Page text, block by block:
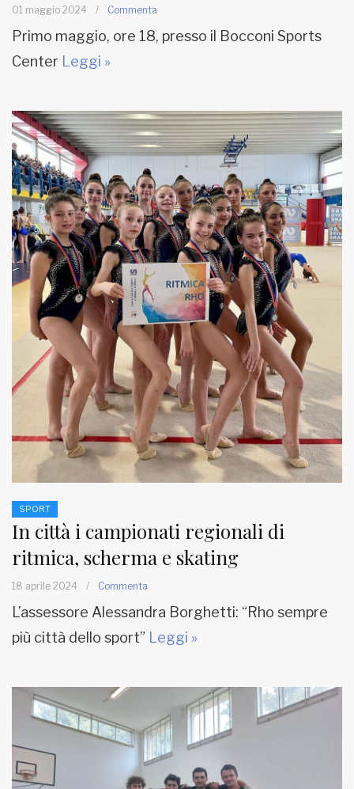
01 maggio 2024 / Commenta
Primo maggio, ore 18, presso il Bocconi Sports
Center Leggi »
SPORT
In città i campionati regionali di
ritmica, scherma e skating
18 aprile 2024 / Commenta
L’assessore Alessandra Borghetti: “Rho sempre
più città dello sport”
Leggi »